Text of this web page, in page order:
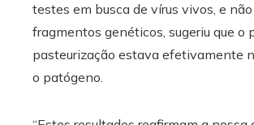
testes em busca de vírus vivos, e
fragmentos genéticos, sugeriu que o
pasteurização estava efetivamente
o patógeno.